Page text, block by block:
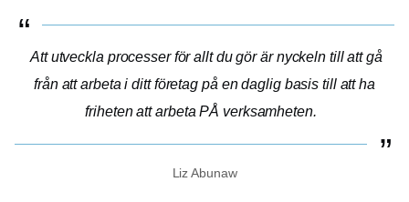
Att utveckla processer för allt du gör är nyckeln till att gå
från att arbeta i ditt företag på en daglig basis till att ha
friheten att arbeta PÅ verksamheten.
Liz Abunaw